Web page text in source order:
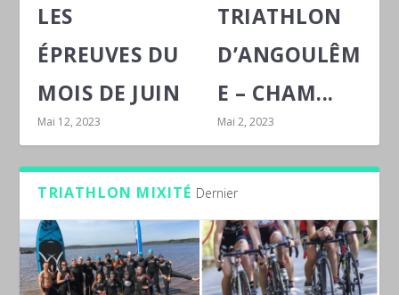
LES
ÉPREUVES DU
MOIS DE JUIN
Mai 12, 2023
TRIATHLON
D’ANGOULÊM
E – CHAM...
Mai 2, 2023
TRIATHLON MIXITÉ Dernier